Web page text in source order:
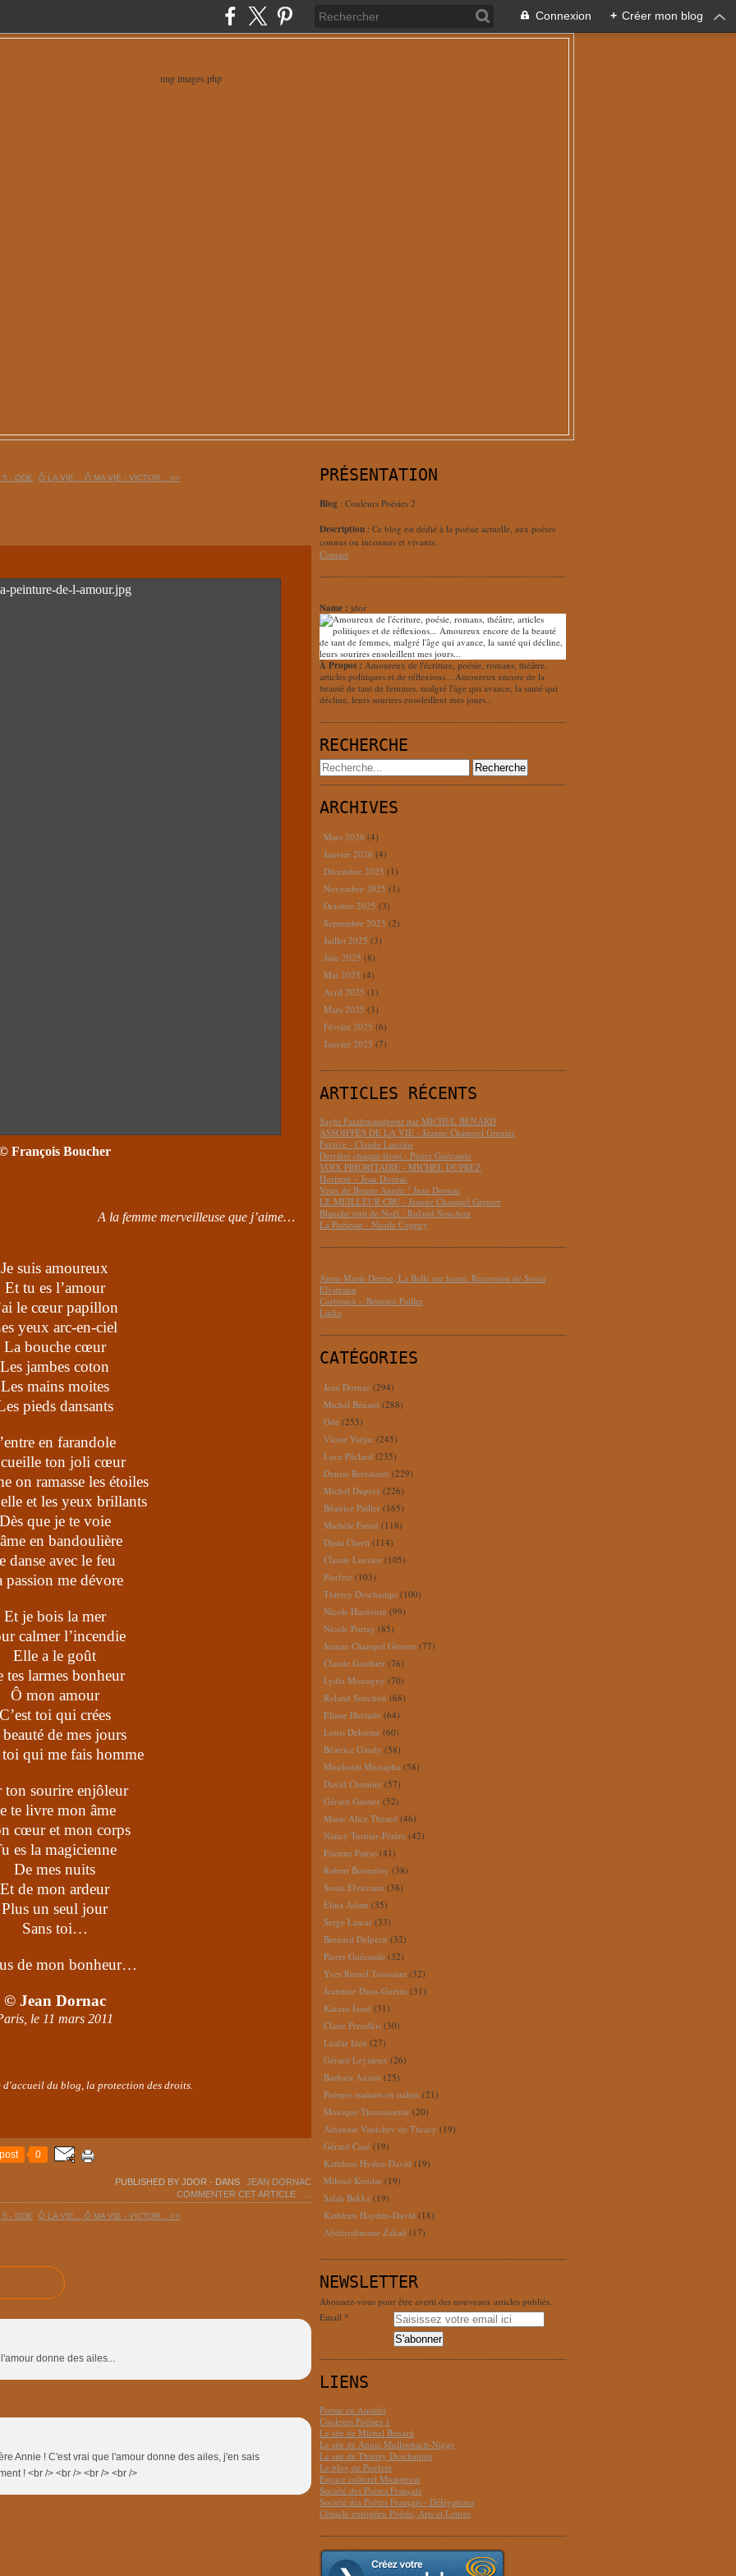
Connexion + Créer mon blog
5 - ODE Ô LA VIE… Ô MA VIE - VICTOR... >>
François Boucher
que j’aime…
Je suis amoureux
Et tu es l’amour
le cœur papillon
yeux arc-en-ciel
La bouche cœur
Les jambes coton
Les mains moites
pieds dansants
en farandole
cueille ton joli cœur
on ramasse les étoiles
et les yeux brillants
Dès que je te voie
en bandoulière
danse avec le feu
passion me dévore
Et je bois la mer
calmer l’incendie
Elle a le goût
tes larmes bonheur
Ô mon amour
C’est toi qui crées
de mes jours
toi qui me fais homme
ton sourire enjôleur
te livre mon âme
cœur et mon corps
es la magicienne
De mes nuits
Et de mon ardeur
Plus un seul jour
Sans toi…
de mon bonheur…
© Jean Dornac
le 11 mars 2011
d'accueil du blog, la protection des droits.
0
PUBLISHED BY JDOR - DANS
JEAN DORNAC
COMMENTER CET ARTICLE
5 - ODE Ô LA VIE… Ô MA VIE - VICTOR... >>
donne des ailes...
Annie ! C'est vrai que l'amour donne des ailes, j'en sais
! <br /> <br /> <br /> <br />
PRÉSENTATION
Blog : Couleurs Poésies 2
Description : Ce blog est dédié à la poésie actuelle, aux poètes
connus ou inconnus et vivants.
Contact
Name : jdor
À Propos : Amoureux de l'écriture, poésie, romans, théâtre,
articles politiques et de réflexions... Amoureux encore de la
beauté de tant de femmes, malgré l'âge qui avance, la santé qui
décline, leurs sourires ensoleillent mes jours...
RECHERCHE
ARCHIVES
Mars 2026 (4)
Janvier 2026 (4)
Décembre 2025 (1)
Novembre 2025 (1)
Octobre 2025 (3)
Septembre 2025 (2)
Juillet 2025 (3)
Juin 2025 (8)
Mai 2025 (4)
Avril 2025 (1)
Mars 2025 (3)
Février 2025 (6)
Janvier 2025 (7)
ARTICLES RÉCENTS
Saghi Farahmandpour par MICHEL BÉNARD
ASSOIFFÉS DE LA VIE - Jeanne Champel Grenier
Furtive - Claude Luezior
Derrière chaque front - Pierre Guérande
VOIX PRIORITAIRE - MICHEL DUPREZ
Horizon – Jean Dornac
Veux de Bonne Année ! Jean Dornac
LE MEILLEUR CRU - Jeanne Champel Grenier
Blanche nuit de Noël - Roland Souchon
La Poétesse - Nicole Coppey
Anne-Marie Derèse, La Belle me hante. Recension de Sonia
Elvireanu
Corbeaux – Béatrice Pailler
Links
CATÉGORIES
Jean Dornac (294)
Michel Bénard (288)
Ode (255)
Victor Varjac (245)
Luce Péclard (235)
Denise Bernhardt (229)
Michel Duprez (226)
Béatrice Pailler (165)
Michèle Freud (118)
Djida Cherfi (114)
Claude Luezior (105)
Pierfetz (103)
Thierry Deschamps (100)
Nicole Hardouin (99)
Nicole Portay (85)
Jeanne Champel Grenier (77)
Claude Gauthier (76)
Lydia Montigny (70)
Roland Souchon (68)
Eliane Hurtado (64)
Louis Delorme (60)
Béatrice Gaudy (58)
Mouloudi Mustapha (58)
David Chomier (57)
Gérard Gautier (52)
Marie Alice Theard (46)
Nancy Turnier-Férère (42)
Etienne Fatras (41)
Robert Bonnefoy (38)
Sonia Elvireanu (38)
Elina Adam (35)
Serge Lascar (33)
Bernard Delpech (32)
Pierre Guérande (32)
Yves Romel Toussaint (32)
Jeannine Dion-Guérin (31)
Kacem Issad (31)
Claire Prendkis (30)
Leafar Izen (27)
Gérard Leyzieux (26)
Barbara Auzou (25)
Poèmes traduits en italien (21)
Monique Thomassettie (20)
Athanase Vantchev de Thracy (19)
Gérard Cazé (19)
Kathleen Hyden-David (19)
Miloud Keddar (19)
Salah Bekka (19)
Kathleen Hayden-David (18)
Abderrahmane Zakad (17)
NEWSLETTER
Abonnez-vous pour être averti des nouveaux articles publiés.
Email
LIENS
Poésie en Amitiés
Couleurs Poésies 1
Le site de Michel Bénard
Le site de Annie Mullenbach-Nigay
Le site de Thierry Deschamps
Le blog de Pierfetz
Espace culturel Mompezat
Société des Poètes Français
Société des Poètes Français - Délégations
Cénacle européen Poésie, Arts et Lettres